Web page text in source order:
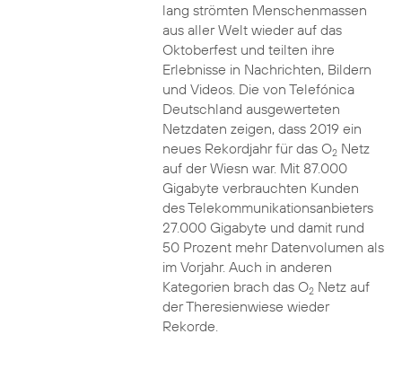
lang strömten Menschenmassen
aus aller Welt wieder auf das
Oktoberfest und teilten ihre
Erlebnisse in Nachrichten, Bildern
und Videos. Die von Telefónica
Deutschland ausgewerteten
Netzdaten zeigen, dass 2019 ein
neues Rekordjahr für das O2Netz
auf der Wiesn war. Mit 87.000
Gigabyte verbrauchten Kunden
des Telekommunikationsanbieters
27.000 Gigabyte und damit rund
50 Prozent mehr Datenvolumen als
im Vorjahr. Auch in anderen
Kategorien brach das O2Netz auf
der Theresienwiese wieder
Rekorde.